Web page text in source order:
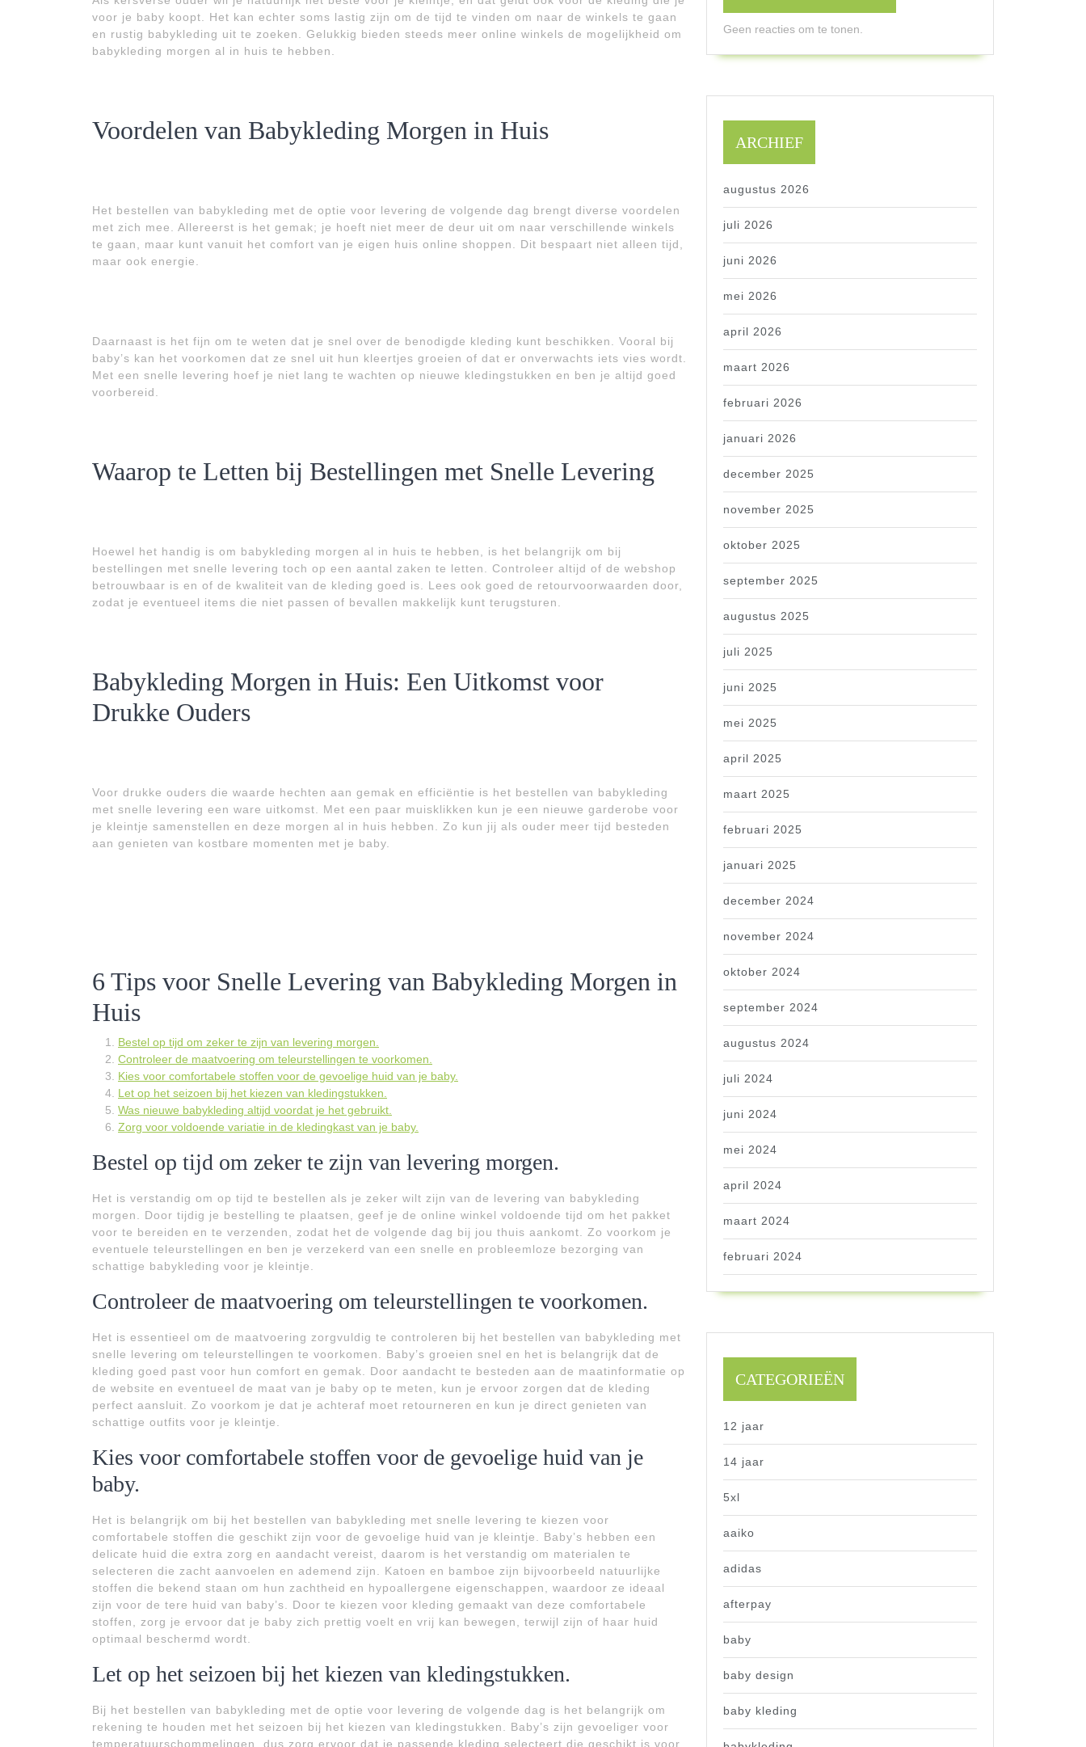
voor je baby koopt. Het kan echter soms lastig zijn om de tijd te vinden om naar de winkels te gaan
en rustig babykleding uit te zoeken. Gelukkig bieden steeds meer online winkels de mogelijkheid om
babykleding morgen al in huis te hebben.
Voordelen van Babykleding Morgen in Huis
Het bestellen van babykleding met de optie voor levering de volgende dag brengt diverse voordelen
met zich mee. Allereerst is het gemak; je hoeft niet meer de deur uit om naar verschillende winkels
te gaan, maar kunt vanuit het comfort van je eigen huis online shoppen. Dit bespaart niet alleen tijd,
maar ook energie.
Daarnaast is het fijn om te weten dat je snel over de benodigde kleding kunt beschikken. Vooral bij
baby’s kan het voorkomen dat ze snel uit hun kleertjes groeien of dat er onverwachts iets vies wordt.
Met een snelle levering hoef je niet lang te wachten op nieuwe kledingstukken en ben je altijd goed
voorbereid.
Waarop te Letten bij Bestellingen met Snelle Levering
Hoewel het handig is om babykleding morgen al in huis te hebben, is het belangrijk om bij
bestellingen met snelle levering toch op een aantal zaken te letten. Controleer altijd of de webshop
betrouwbaar is en of de kwaliteit van de kleding goed is. Lees ook goed de retourvoorwaarden door,
zodat je eventueel items die niet passen of bevallen makkelijk kunt terugsturen.
Babykleding Morgen in Huis: Een Uitkomst voor
Drukke Ouders
Voor drukke ouders die waarde hechten aan gemak en efficiëntie is het bestellen van babykleding
met snelle levering een ware uitkomst. Met een paar muisklikken kun je een nieuwe garderobe voor
je kleintje samenstellen en deze morgen al in huis hebben. Zo kun jij als ouder meer tijd besteden
aan genieten van kostbare momenten met je baby.
6 Tips voor Snelle Levering van Babykleding Morgen in
Huis
Bestel op tijd om zeker te zijn van levering morgen.
Controleer de maatvoering om teleurstellingen te voorkomen.
Kies voor comfortabele stoffen voor de gevoelige huid van je baby.
Let op het seizoen bij het kiezen van kledingstukken.
Was nieuwe babykleding altijd voordat je het gebruikt.
Zorg voor voldoende variatie in de kledingkast van je baby.
Bestel op tijd om zeker te zijn van levering morgen.
Het is verstandig om op tijd te bestellen als je zeker wilt zijn van de levering van babykleding
morgen. Door tijdig je bestelling te plaatsen, geef je de online winkel voldoende tijd om het pakket
voor te bereiden en te verzenden, zodat het de volgende dag bij jou thuis aankomt. Zo voorkom je
eventuele teleurstellingen en ben je verzekerd van een snelle en probleemloze bezorging van
schattige babykleding voor je kleintje.
Controleer de maatvoering om teleurstellingen te voorkomen.
Het is essentieel om de maatvoering zorgvuldig te controleren bij het bestellen van babykleding met
snelle levering om teleurstellingen te voorkomen. Baby’s groeien snel en het is belangrijk dat de
kleding goed past voor hun comfort en gemak. Door aandacht te besteden aan de maatinformatie op
de website en eventueel de maat van je baby op te meten, kun je ervoor zorgen dat de kleding
perfect aansluit. Zo voorkom je dat je achteraf moet retourneren en kun je direct genieten van
schattige outfits voor je kleintje.
Kies voor comfortabele stoffen voor de gevoelige huid van je
baby.
Het is belangrijk om bij het bestellen van babykleding met snelle levering te kiezen voor
comfortabele stoffen die geschikt zijn voor de gevoelige huid van je kleintje. Baby’s hebben een
delicate huid die extra zorg en aandacht vereist, daarom is het verstandig om materialen te
selecteren die zacht aanvoelen en ademend zijn. Katoen en bamboe zijn bijvoorbeeld natuurlijke
stoffen die bekend staan om hun zachtheid en hypoallergene eigenschappen, waardoor ze ideaal
zijn voor de tere huid van baby’s. Door te kiezen voor kleding gemaakt van deze comfortabele
stoffen, zorg je ervoor dat je baby zich prettig voelt en vrij kan bewegen, terwijl zijn of haar huid
optimaal beschermd wordt.
Let op het seizoen bij het kiezen van kledingstukken.
Bij het bestellen van babykleding met de optie voor levering de volgende dag is het belangrijk om
rekening te houden met het seizoen bij het kiezen van kledingstukken. Baby’s zijn gevoeliger voor
temperatuurschommelingen, dus zorg ervoor dat je passende kleding selecteert die geschikt is voor
Geen reacties om te tonen.
ARCHIEF
augustus 2026
juli 2026
juni 2026
mei 2026
april 2026
maart 2026
februari 2026
januari 2026
december 2025
november 2025
oktober 2025
september 2025
augustus 2025
juli 2025
juni 2025
mei 2025
april 2025
maart 2025
februari 2025
januari 2025
december 2024
november 2024
oktober 2024
september 2024
augustus 2024
juli 2024
juni 2024
mei 2024
april 2024
maart 2024
februari 2024
CATEGORIEËN
12 jaar
14 jaar
5xl
aaiko
adidas
afterpay
baby
baby design
baby kleding